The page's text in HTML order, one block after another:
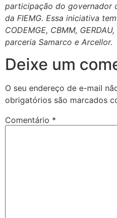
participação do governador
da FIEMG. Essa iniciativa
CODEMGE, CBMM,
parceria Samarco e Arcellor.
Deixe um
O seu endereço de e-mail
obrigatórios são marcados
Comentário *